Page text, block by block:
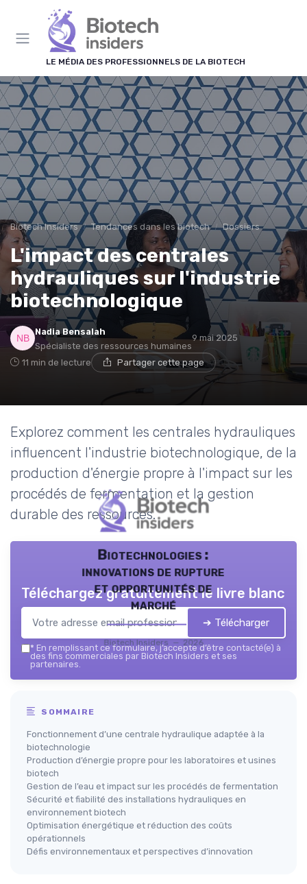
LE MÉDIA DES PROFESSIONNELS DE LA BIOTECH
Biotech Insiders Tendances dans les biotech Dossiers
L'impact des centrales
hydrauliques sur l'industrie
biotechnologique
Nadia Bensalah
Spécialiste des ressources humaines
9 mai 2025
11 min de lecture Partager cette page
Explorez comment les centrales hydrauliques
influencent l'industrie biotechnologique, de la
production d'énergie propre à l'impact sur les
procédés de fermentation et la gestion
durable des ressources.
Biotechnologies :
innovations de rupture
et opportunités de
marché
Biotech Insiders — 2026
Téléchargez gratuitement le livre blanc
➔ Télécharger
* En remplissant ce formulaire, j’accepte d’être contacté(e) à
des fins commerciales par Biotech Insiders et ses
partenaires.
SOMMAIRE
Fonctionnement d’une centrale hydraulique adaptée à la
biotechnologie
Production d’énergie propre pour les laboratoires et usines
biotech
Gestion de l’eau et impact sur les procédés de fermentation
Sécurité et fiabilité des installations hydrauliques en
environnement biotech
Optimisation énergétique et réduction des coûts
opérationnels
Défis environnementaux et perspectives d’innovation
Panneau de gestion des cookies